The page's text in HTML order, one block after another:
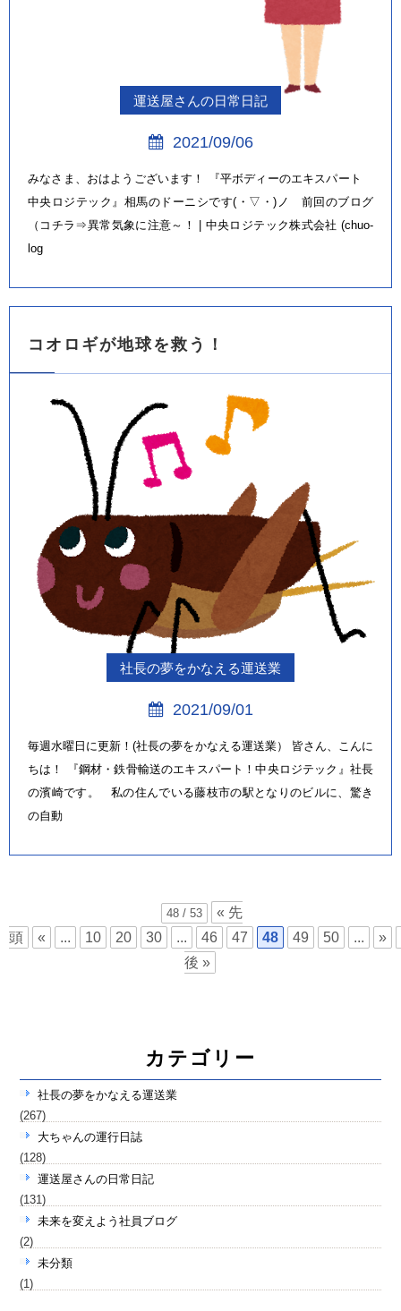
運送屋さんの日常日記
2021/09/06
みなさま、おはようございます！ 『平ボディーのエキスパート
中央ロジテック』相馬のドーニシです(・▽・)ノ 前回のブログ
（コチラ⇒異常気象に注意～！ | 中央ロジテック株式会社 (chuo-
log
コオロギが地球を救う！
社長の夢をかなえる運送業
2021/09/01
毎週水曜日に更新！(社長の夢をかなえる運送業） 皆さん、こんに
ちは！ 『鋼材・鉄骨輸送のエキスパート！中央ロジテック』社長
の濱崎です。 私の住んでいる藤枝市の駅となりのビルに、驚き
の自動
48 / 53
« 先
頭
« ... 10 20 30 ... 46 47 48 49 50 ...
»
後 »
カテゴリー
社長の夢をかなえる運送業
(267)
大ちゃんの運行日誌
(128)
運送屋さんの日常日記
(131)
未来を変えよう社員ブログ
(2)
未分類
(1)